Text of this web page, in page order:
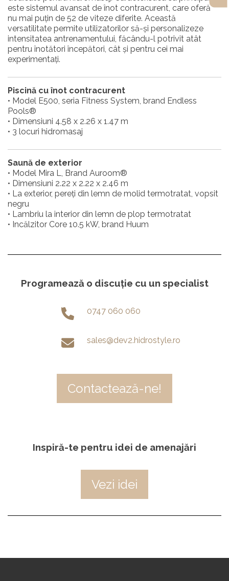
este sistemul avansat de înot contracurent, care oferă
nu mai puțin de 52 de viteze diferite. Această
versatilitate permite utilizatorilor să-și personalizeze
intensitatea antrenamentului, făcându-l potrivit atât
pentru înotători începători, cât și pentru cei mai
experimentați.
Piscină cu înot contracurent
• Model E500, seria Fitness System, brand Endless
Pools®
• Dimensiuni 4.58 x 2.26 x 1.47 m
• 3 locuri hidromasaj
Saună de exterior
• Model Mira L, Brand Auroom®
• Dimensiuni 2.22 x 2.22 x 2.46 m
• La exterior, pereți din lemn de molid termotratat, vopsit
negru
• Lambriu la interior din lemn de plop termotratat
• Incălzitor Core 10.5 kW, brand Huum
Programează o discuție cu un specialist
0747 060 060
sales@dev2.hidrostyle.ro
Contactează-ne!
Inspiră-te pentru idei de amenajări
Vezi idei